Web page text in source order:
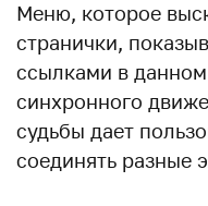
Меню, которое
странички,
ссылками в
синхронного
судьбы дает
соединять разные